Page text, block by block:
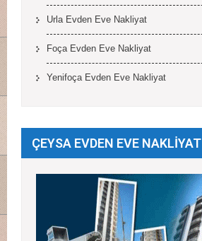
Urla Evden Eve Nakliyat
Foça Evden Eve Nakliyat
Yenifoça Evden Eve Nakliyat
ÇEYSA EVDEN EVE NAKLİYAT